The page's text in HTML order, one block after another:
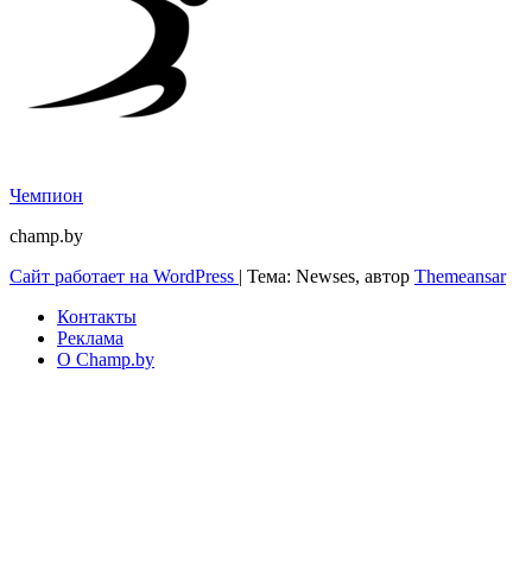
Чемпион
champ.by
Сайт работает на WordPress | Тема: Newses, автор Themeansar
Контакты
Реклама
О Champ.by